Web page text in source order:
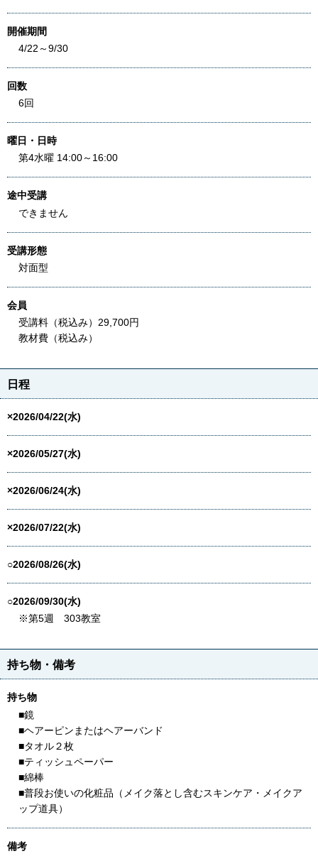
開催期間
4/22～9/30
回数
6回
曜日・日時
第4水曜 14:00～16:00
途中受講
できません
受講形態
対面型
会員
受講料（税込み）29,700円
教材費（税込み）
日程
×2026/04/22(水)
×2026/05/27(水)
×2026/06/24(水)
×2026/07/22(水)
○2026/08/26(水)
○2026/09/30(水)
※第5週 303教室
持ち物・備考
持ち物
■鏡
■ヘアーピンまたはヘアーバンド
■タオル２枚
■ティッシュペーパー
■綿棒
■普段お使いの化粧品（メイク落とし含むスキンケア・メイクア
ップ道具）
備考